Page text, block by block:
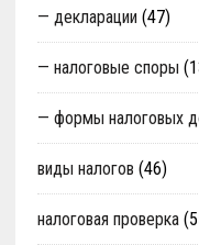
— декларации (47)
— налоговые споры
— формы налоговых
виды налогов (46)
налоговая проверка